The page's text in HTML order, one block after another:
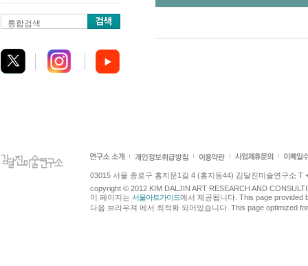
통합검색
03015 서울 종로구 홍지문1길 4 (홍지동44) 김달진미술연구소 T
copyright © 2012 KIM DALJIN ART RESEARCH AND
이 페이지는 서울아트가이드에서 제공됩니다. This page provided
다음 브라우져 에서 최적화 되어있습니다. This page optimized